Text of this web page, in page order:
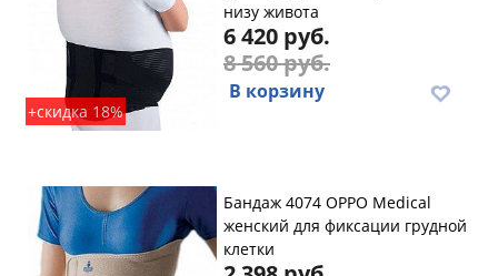
+скидка 18%
низу живота
6 420 руб.
8 560 руб.
В корзину
Бандаж 4074 OPPO Medical
женский для фиксации грудной
клетки